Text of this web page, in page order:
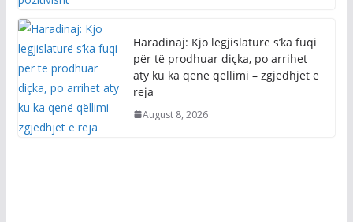
Haradinaj: Kjo legjislaturë s’ka fuqi
për të prodhuar diçka, po arrihet
aty ku ka qenë qëllimi – zgjedhjet e
reja
August 8, 2026